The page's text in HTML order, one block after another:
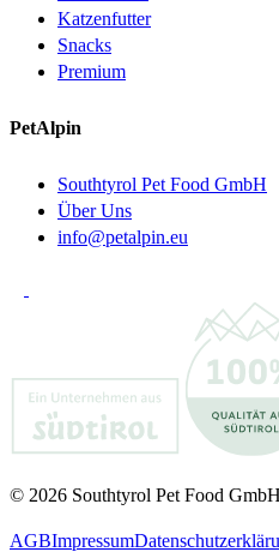
Katzenfutter
Snacks
Premium
PetAlpin
Southtyrol Pet Food GmbH
Über Uns
info@petalpin.eu
© 2026 Southtyrol Pet Food GmbH
AGBImpressum